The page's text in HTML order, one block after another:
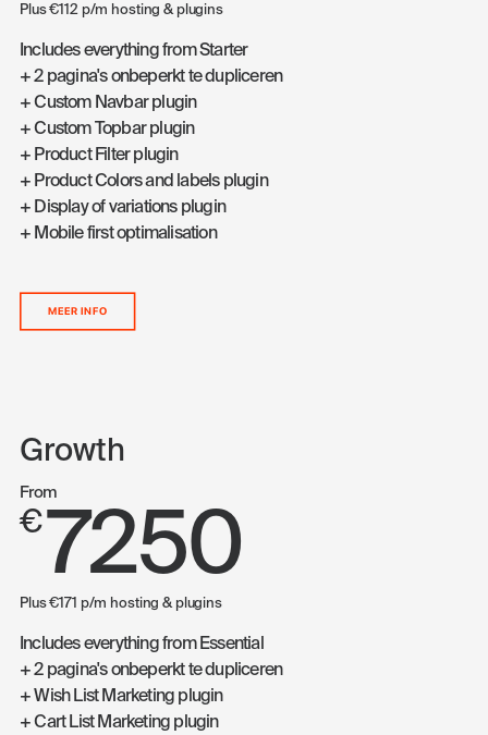
Plus €112 p/m hosting & plugins
Includes everything from Starter
+ 2 pagina's onbeperkt te dupliceren
+ Custom Navbar plugin
+ Custom Topbar plugin
+ Product Filter plugin
+ Product Colors and labels plugin
+ Display of variations plugin
+ Mobile first optimalisation
MEER INFO
Growth
From
€ 7250
Plus €171 p/m hosting & plugins
Includes everything from Essential
+ 2 pagina's onbeperkt te dupliceren
+ Wish List Marketing plugin
+ Cart List Marketing plugin